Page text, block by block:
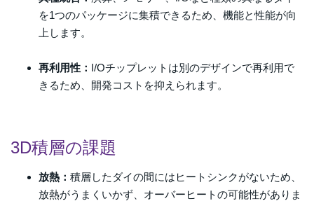
を1つのパッケージに集積できるため、機能と性能が向
上します。
再利用性： I/Oチップレットは別のデザインで再利用で
きるため、開発コストを抑えられます。
3D積層の課題
放熱： 積層したダイの間にはヒートシンクがないため、
放熱がうまくいかず、オーバーヒートの可能性がありま